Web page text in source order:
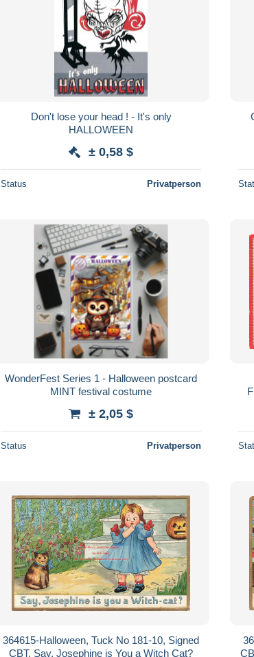
Don't lose your head ! - It's only
HALLOWEEN
± 0,58 $
Status Privatperson
WonderFest Series 1 - Halloween postcard
MINT festival costume
± 2,05 $
Status Privatperson
364615-Halloween, Tuck No 181-10, Signed
CBT, Say, Josephine is You a Witch Cat?